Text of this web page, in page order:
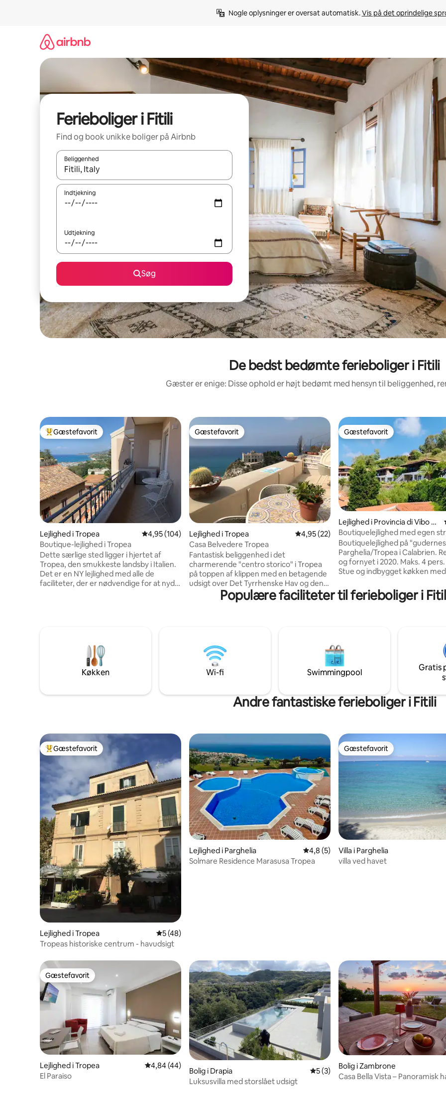
Nogle oplysninger er oversat automatisk. Vis på det oprindelige
Ferieboliger i Fitili
Find og book unikke boliger på Airbnb
Beliggenhed
Når resultaterne er tilgængelige, skal du navigere med piletasterne op og ned eller se mere ved at trykke eller stryge.
Indtjekning
Udtjekning
Søg
De bedst bedømte ferieboliger i Fitili
Gæster er enige: Disse ophold er højt bedømt med hensyn til beliggenhed,
Bedste gæstefavorit
Gæstefavorit
Lejlighed i Tropea 4,95 ud af 5 i gennemsnitlig bedømmelse, 104 omtaler
4,95 (104)
Boutique-lejlighed i Tropea
Dette særlige sted ligger i hjertet af
Tropea, den smukkeste landsby i Italien.
Det er en NY lejlighed med alle de
faciliteter, der er nødvendige for at nyde
adgangsvejene til havet, barer og
restauranter, butikker, apoteker og
togstationen, alt for at gøre din ferie til et
øjeblik af magisk afslapning og let sjov.
Gæstefavorit
Gæstefavorit
Lejlighed i Tropea 4,95 ud af 5 i gennemsnitlig bedømmelse,
4,95 (22)
Casa Belvedere Tropea
Fantastisk beliggenhed i det
charmerende "centro storico" i Tropea
på toppen af klippen med en betagende
udsigt over Det Tyrrhenske Hav og den
ikoniske kirke Santa Maria del isola og
Tropea strande samt de æoliske øer.
udstyret moderne køkken og
spiseområde. Tagterrassen har
udendørs bruser med smukke fliser, grill
og loungeområde.
Gæstefavorit
Gæstefavorit
Lejlighed i Provincia di Vibo Va
lentia
Boutiquelejlighed med egen
nærheden af Tropea
Boutiquelejlighed på
Parghelia/Tropea i Calabrien.
og fornyet i 2020. Maks. 4
Stue og indbygget køkken med
opvaskemaskine, køleskab,
induktionskogeplade. 2 soveværelser
august åben og gratis at
inden for gåafstand, foran døren!
WIFI, sikker, parkering foran
Populære faciliteter til ferieboliger i
Køkken Wi-fi Swimmingpool
Gratis
Andre fantastiske ferieboliger i Fitili
Bedste gæstefavorit
Gæstefavorit
Lejlighed i Tropea 5 ud af 5 i gennemsnitlig bedømmelse, 48 omtaler
5 (48)
Tropeas historiske centrum - havudsigt
Lejlighed i Parghelia 4,8 ud af 5 i gennemsnitlig bedømmelse,
4,8 (5)
Solmare Residence Marasusa Tropea
Gæstefavorit
Gæstefavorit
Villa i Parghelia
villa ved havet
Gæstefavorit
Gæstefavorit
Lejlighed i Tropea 4,84 ud af 5 i gennemsnitlig bedømmelse, 44 omtaler
4,84 (44)
El Paraiso
Bolig i Drapia 5 ud af 5 i gennemsnitlig bedømmelse,
5 (3)
Luksusvilla med storslået udsigt
Bolig i Zambrone
Casa Bella Vista – Panoramisk